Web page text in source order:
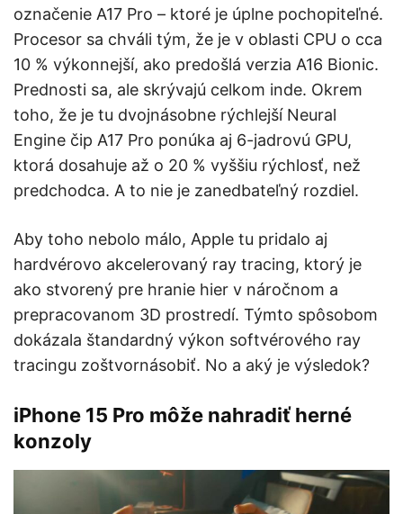
označenie A17 Pro – ktoré je úplne pochopiteľné.
Procesor sa chváli tým, že je v oblasti CPU o cca
10 % výkonnejší, ako predošlá verzia A16 Bionic.
Prednosti sa, ale skrývajú celkom inde. Okrem
toho, že je tu dvojnásobne rýchlejší Neural
Engine čip A17 Pro ponúka aj 6-jadrovú GPU,
ktorá dosahuje až o 20 % vyššiu rýchlosť, než
predchodca. A to nie je zanedbateľný rozdiel.
Aby toho nebolo málo, Apple tu pridalo aj
hardvérovo akcelerovaný ray tracing, ktorý je
ako stvorený pre hranie hier v náročnom a
prepracovanom 3D prostredí. Týmto spôsobom
dokázala štandardný výkon softvérového ray
tracingu zoštvornásobiť. No a aký je výsledok?
iPhone 15 Pro môže nahradiť herné
konzoly